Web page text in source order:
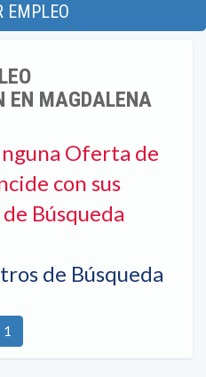
EMPLEO
EN MAGDALENA
Oferta de
con sus
Búsqueda
de Búsqueda
1